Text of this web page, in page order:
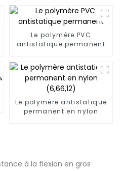
Le polymère PVC
antistatique permanent
Le polymère antistatique
permanent en nylon